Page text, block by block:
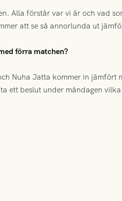
Alla förstår var vi är och vad
att se så annorlunda ut
förra matchen?
Nuha Jatta kommer in jämfört
ett beslut under måndagen